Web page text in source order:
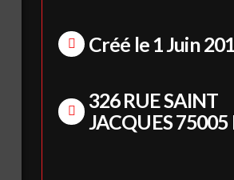
Créé le 1 Juin
326 RUE SAINT
JACQUES 75005